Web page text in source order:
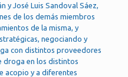
y José Luis Sandoval Sáez,
de los demás miembros
de la misma, y
negociando y
con distintos proveedores
droga en los distintos
acopio y a diferentes